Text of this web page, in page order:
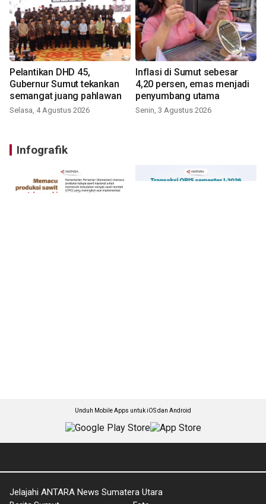
Pelantikan DHD 45,
Gubernur Sumut tekankan
semangat juang pahlawan
Selasa, 4 Agustus 2026
Inflasi di Sumut sebesar
4,20 persen, emas menjadi
penyumbang utama
Senin, 3 Agustus 2026
Infografik
Unduh Mobile Apps untuk iOS dan Android
Jelajahi ANTARA News Sumatera Utara